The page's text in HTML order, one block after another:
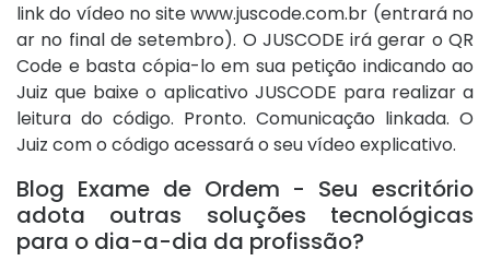
link do vídeo no site www.juscode.com.br (entrará no
ar no final de setembro). O JUSCODE irá gerar o QR
Code e basta cópia-lo em sua petição indicando ao
Juiz que baixe o aplicativo JUSCODE para realizar a
leitura do código. Pronto. Comunicação linkada. O
Juiz com o código acessará o seu vídeo explicativo.
Blog Exame de Ordem - Seu escritório
adota outras soluções tecnológicas
para o dia-a-dia da profissão?